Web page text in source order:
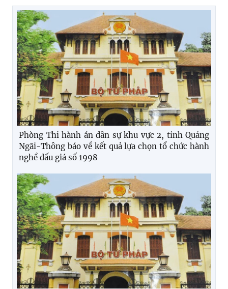
Phòng Thi hành án dân sự khu vực 2, tỉnh Quảng
Ngãi-Thông báo về kết quả lựa chọn tổ chức hành
nghề đấu giá số 1998